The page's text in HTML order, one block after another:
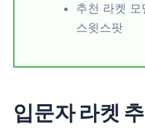
추천 라켓
스윗스팟
입문자 라켓